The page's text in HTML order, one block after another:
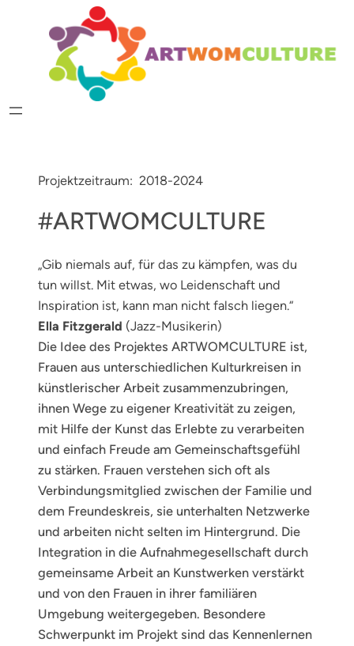
springen
Projektzeitraum: 2018-2024
#ARTWOMCULTURE
„Gib niemals auf, für das zu kämpfen, was du
tun willst. Mit etwas, wo Leidenschaft und
Inspiration ist, kann man nicht falsch liegen.“
Ella Fitzgerald (Jazz-Musikerin)
Die Idee des Projektes ARTWOMCULTURE ist,
Frauen aus unterschiedlichen Kulturkreisen in
künstlerischer Arbeit zusammenzubringen,
ihnen Wege zu eigener Kreativität zu zeigen,
mit Hilfe der Kunst das Erlebte zu verarbeiten
und einfach Freude am Gemeinschaftsgefühl
zu stärken. Frauen verstehen sich oft als
Verbindungsmitglied zwischen der Familie und
dem Freundeskreis, sie unterhalten Netzwerke
und arbeiten nicht selten im Hintergrund. Die
Integration in die Aufnahmegesellschaft durch
gemeinsame Arbeit an Kunstwerken verstärkt
und von den Frauen in ihrer familiären
Umgebung weitergegeben. Besondere
Schwerpunkt im Projekt sind das Kennenlernen